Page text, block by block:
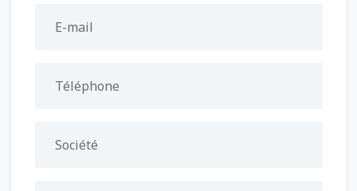
E-mail
Téléphone
Société